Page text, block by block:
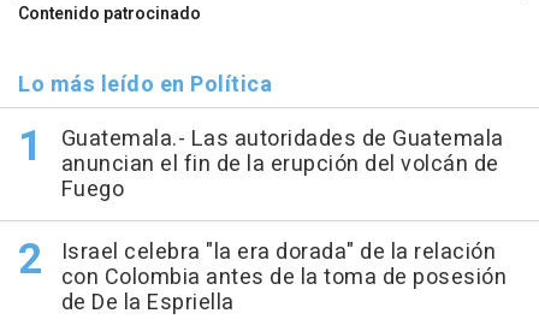
Contenido patrocinado
Lo más leído en Política
Guatemala.- Las autoridades de Guatemala
anuncian el fin de la erupción del volcán de
Fuego
Israel celebra "la era dorada" de la relación
con Colombia antes de la toma de posesión
de De la Espriella